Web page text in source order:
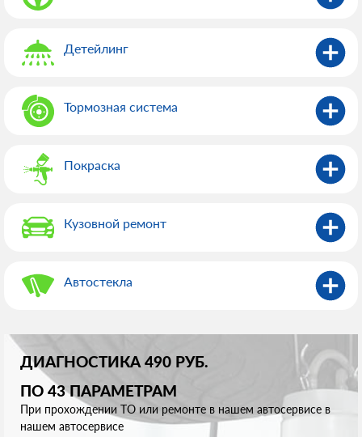
Детейлинг
Тормозная система
Покраска
Кузовной ремонт
Автостекла
ДИАГНОСТИКА 490 РУБ.
ПО 43 ПАРАМЕТРАМ
При прохождении ТО или ремонте в нашем автосервисе в
нашем автосервисе